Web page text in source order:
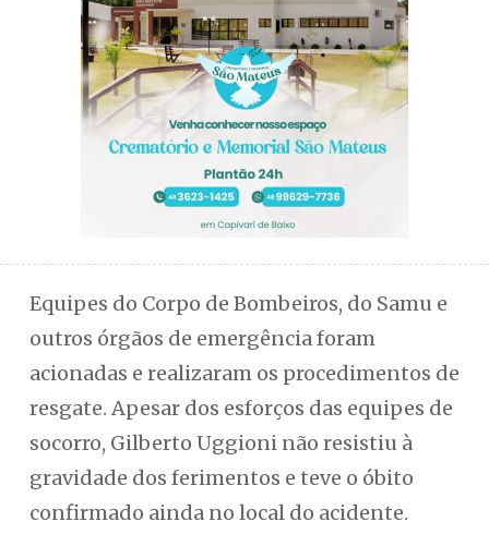
Equipes do Corpo de Bombeiros, do Samu e
outros órgãos de emergência foram
acionadas e realizaram os procedimentos de
resgate. Apesar dos esforços das equipes de
socorro, Gilberto Uggioni não resistiu à
gravidade dos ferimentos e teve o óbito
confirmado ainda no local do acidente.